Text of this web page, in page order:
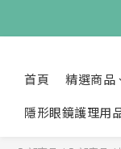
首頁 精選商品
隱形眼鏡護理用